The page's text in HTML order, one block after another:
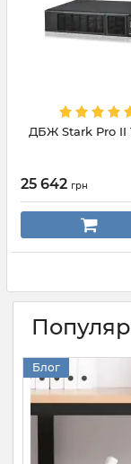
ДБЖ Stark Pro II
25 642 грн
Блог